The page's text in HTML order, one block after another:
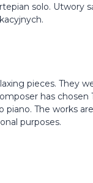
solo. Utwory
pieces. They
has chosen
piano. The works are
purposes.